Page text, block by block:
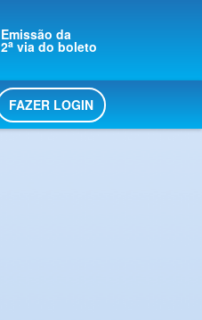
Emissão da
2avia do boleto
FAZER LOGIN